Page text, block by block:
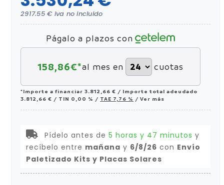
2917.55 € iva no incluido
Págalo a plazos con
158,86€*al mes en cuotas
*Importe a financiar 3.812,66 € / Importe total adeudado
3.812,66 € / TIN 0,00 % / TAE 7,76 % / Ver más
Pídelo antes de 5 horas y 47 minutos y
recíbelo entre mañana y 6/8/26 con Envío
Paletizado Kits y Placas Solares